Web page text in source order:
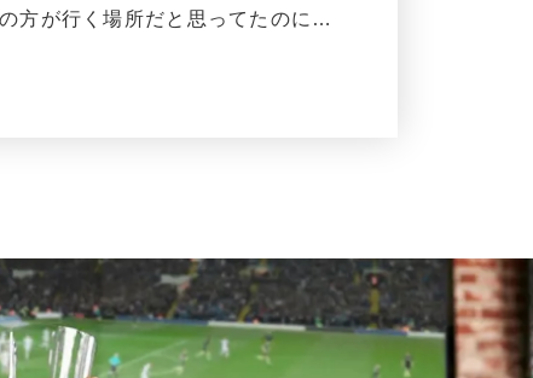
方が行く場所だと思ってたのに…